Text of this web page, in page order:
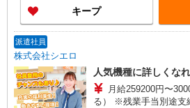
有）★ ゜・。○。・゜+
キープ
派遣社員
株式会社シエロ
人気機種に詳しくな
月給259200円〜
る） ※残業手当別途支